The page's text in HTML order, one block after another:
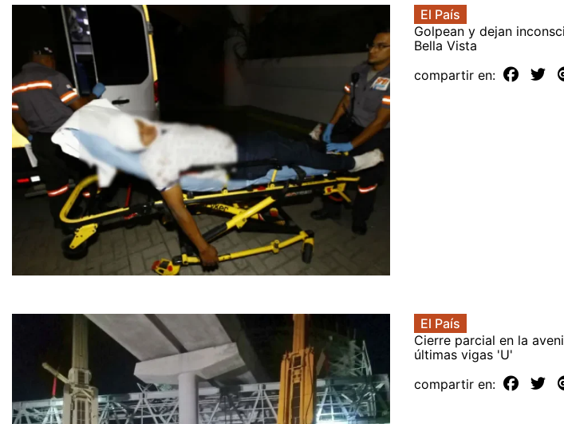
El País
Golpean y dejan
Bella Vista
compartir en:
El País
Cierre parcial en la
últimas vigas 'U'
compartir en: